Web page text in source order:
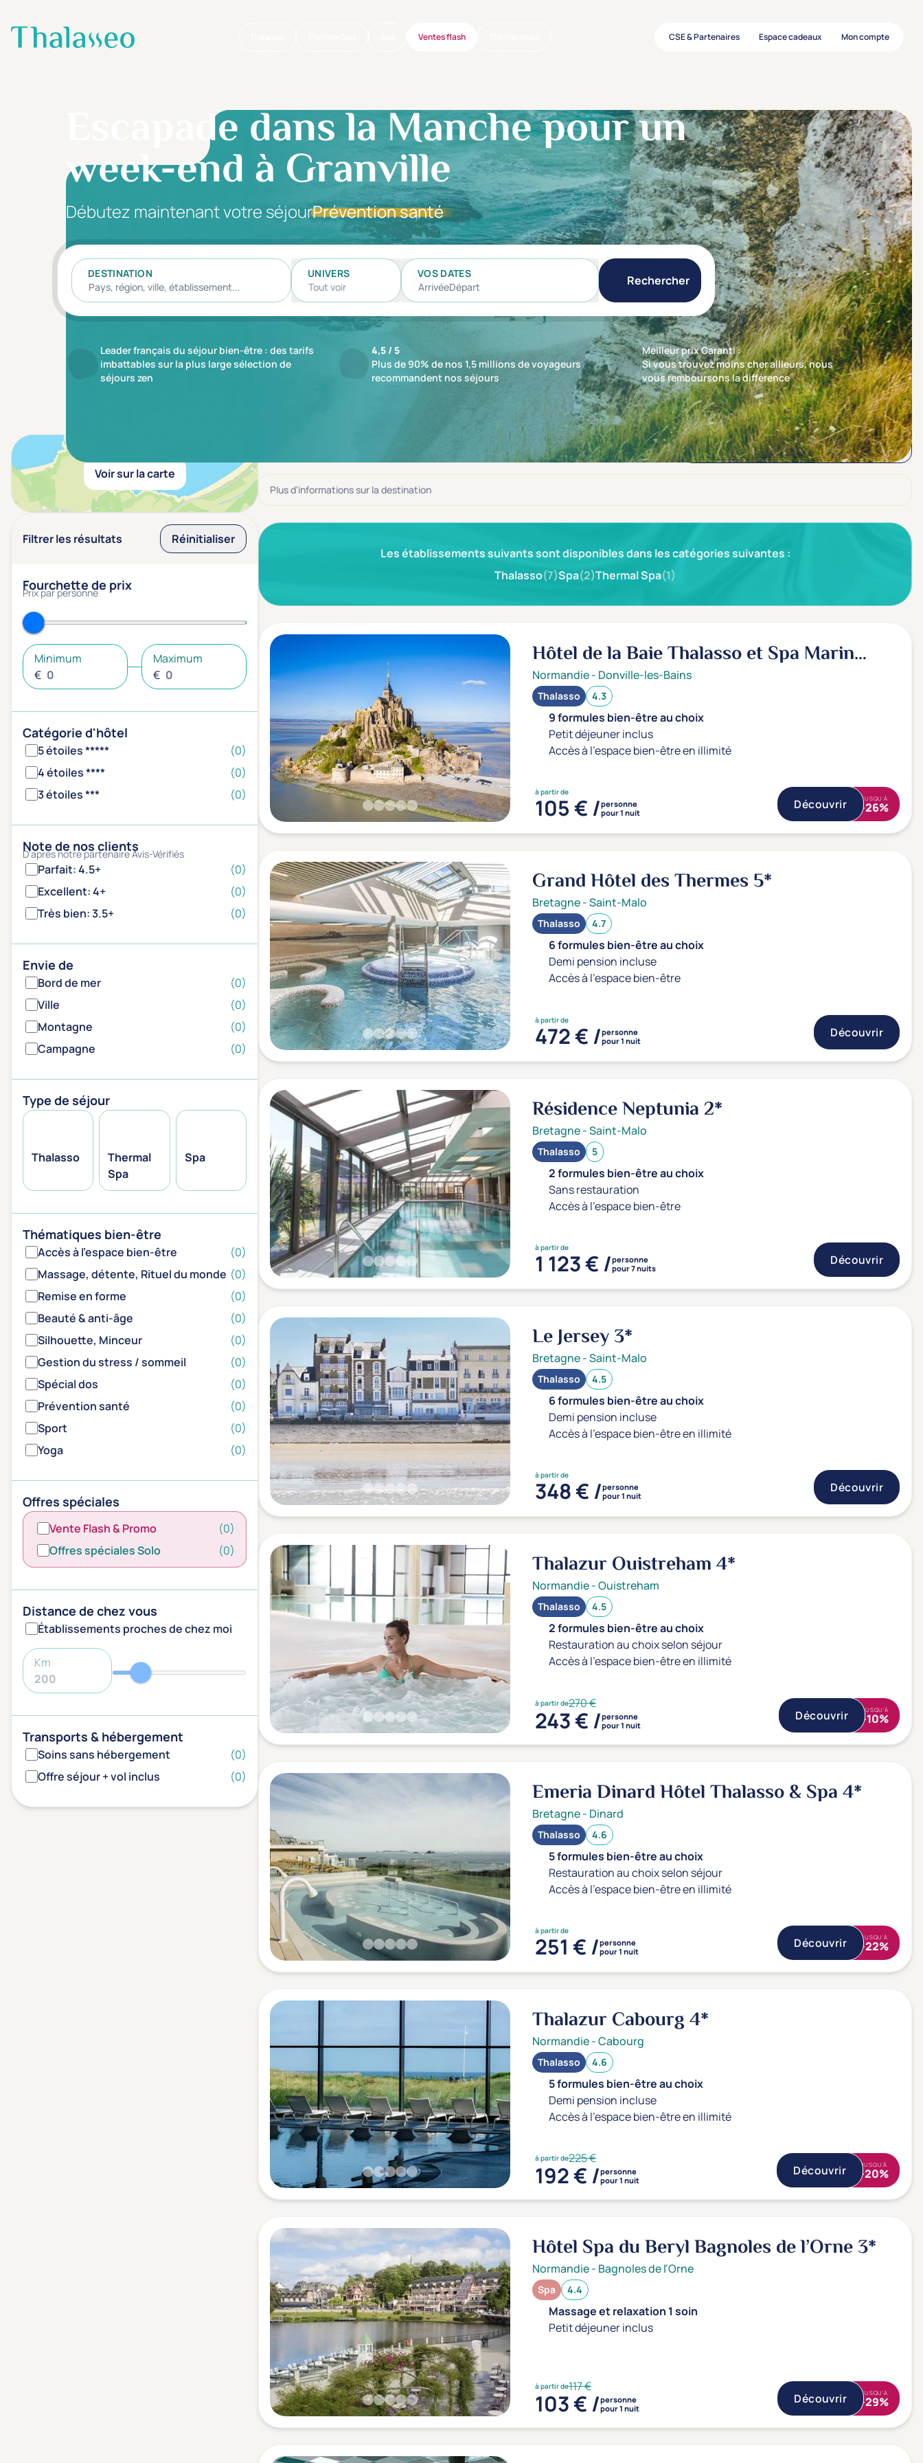
Aller au contenu principal Ventes flash CSE & Partenaires Espace cadeaux Mon compte
Escapade dans la Manche pour un
week-end à Granville
Débutez maintenant votre séjourPrévention santé
DESTINATION
UNIVERS
Tout voir
VOS DATES
ArrivéeDépart Rechercher
Leader français du séjour bien-être : des tarifs
imbattables sur la plus large sélection de
séjours zen
4,5 / 5
Plus de 90% de nos 1,5 millions de voyageurs
recommandent nos séjours
Meilleur prix Garanti :
Si vous trouvez moins cher ailleurs, nous
vous remboursons la différence
Voir sur la carte
Filtrer les résultats Réinitialiser
Fourchette de prix
Prix par personne
Minimum
€
Maximum
€
Catégorie d'hôtel
5 étoiles *****
(0)
4 étoiles ****
(0)
3 étoiles ***
(0)
Note de nos clients
D'après notre partenaire Avis-Vérifiés
Parfait: 4.5+
(0)
Excellent: 4+
(0)
Très bien: 3.5+
(0)
Envie de
Bord de mer
(0)
Ville
(0)
Montagne
(0)
Campagne
(0)
Type de séjour
Thalasso
Thermal
Spa
Spa
Thématiques bien-être
Accès à l'espace bien-être
(0)
Massage, détente, Rituel du monde (0)
Remise en forme
(0)
Beauté & anti-âge
(0)
Silhouette, Minceur
(0)
Gestion du stress / sommeil
(0)
Spécial dos
(0)
Prévention santé
(0)
Sport
(0)
Yoga
(0)
Offres spéciales
Vente Flash & Promo
(0)
Offres spéciales Solo
(0)
Distance de chez vous
Établissements proches de chez moi
Km
Transports & hébergement
Soins sans hébergement
(0)
Offre séjour + vol inclus
(0)
Trier par Nos recommandations en premier
Plus d'informations sur la destination
Les établissements suivants sont disponibles dans les catégories suivantes :
Thalasso(7)Spa(2)Thermal Spa(1)
Hôtel de la Baie Thalasso et Spa Marin
Prévithal4*
Normandie- Donville-les-Bains
Thalasso 4.3
9 formules bien-être au choix
Petit déjeuner inclus
Accès à l'espace bien-être en illimité
à partir de
105 € /personne
pour 1 nuit
Découvrir JUSQU'À
-26%
Grand Hôtel des Thermes5*
Bretagne-Saint-Malo
Thalasso 4.7
6 formules bien-être au choix
Demi pension incluse
Accès à l'espace bien-être
à partir de
472 € /personne
pour 1 nuit
Découvrir
Résidence Neptunia 2*
Bretagne-Saint-Malo
Thalasso 5
2 formules bien-être au choix
Sans restauration
Accès à l'espace bien-être
à partir de
1 123 € /personne
pour 7 nuits
Découvrir
Le Jersey3*
Bretagne-Saint-Malo
Thalasso 4.5
6 formules bien-être au choix
Demi pension incluse
Accès à l'espace bien-être en illimité
à partir de
348 € /personne
pour 1 nuit
Découvrir
Thalazur Ouistreham4*
Normandie-Ouistreham
Thalasso 4.5
2 formules bien-être au choix
Restauration au choix selon séjour
Accès à l'espace bien-être en illimité
à partir de270 €
243 € /personne
pour 1 nuit
Découvrir JUSQU'À
-10%
Emeria Dinard Hôtel Thalasso & Spa4*
Bretagne- Dinard
Thalasso 4.6
5 formules bien-être au choix
Restauration au choix selon séjour
Accès à l'espace bien-être en illimité
à partir de
251 € /personne
pour 1 nuit
Découvrir JUSQU'À
-22%
Thalazur Cabourg4*
Normandie-Cabourg
Thalasso 4.6
5 formules bien-être au choix
Demi pension incluse
Accès à l'espace bien-être en illimité
à partir de225 €
192 € /personne
pour 1 nuit
Découvrir JUSQU'À
-20%
Hôtel Spa du Beryl Bagnoles de l’Orne3*
Normandie- Bagnoles de l'Orne
Spa 4.4
Massage et relaxation 1 soin
Petit déjeuner inclus
à partir de117 €
103 € /personne
pour 1 nuit
Découvrir JUSQU'À
-29%